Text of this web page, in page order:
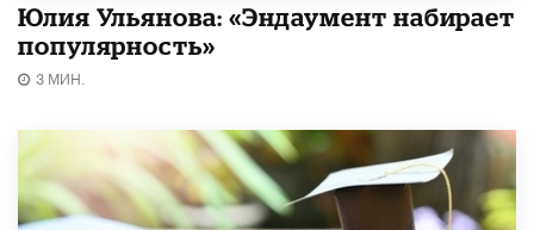
Юлия Ульянова: «Эндаумент набирает
популярность»
3 МИН.